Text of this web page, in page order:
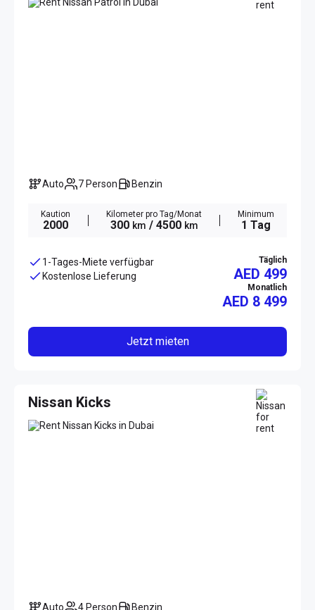
Auto 7 Person Benzin
Kaution
2000
Kilometer pro Tag/Monat
300 km / 4500 km
Minimum
1 Tag
1-Tages-Miete verfügbar
Kostenlose Lieferung
Täglich
AED 499
Monatlich
AED 8 499
Jetzt mieten
Nissan Kicks
Auto 4 Person Benzin